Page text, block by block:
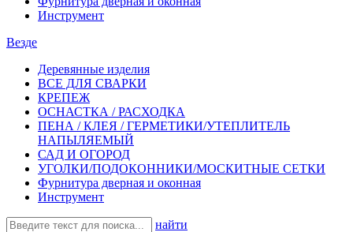
Инструмент
Везде
Деревянные изделия
ВСЕ ДЛЯ СВАРКИ
КРЕПЕЖ
ОСНАСТКА / РАСХОДКА
ПЕНА / КЛЕЯ / ГЕРМЕТИКИ/УТЕПЛИТЕЛЬ
НАПЫЛЯЕМЫЙ
САД И ОГОРОД
УГОЛКИ/ПОДОКОННИКИ/МОСКИТНЫЕ СЕТКИ
Фурнитура дверная и оконная
Инструмент
найти